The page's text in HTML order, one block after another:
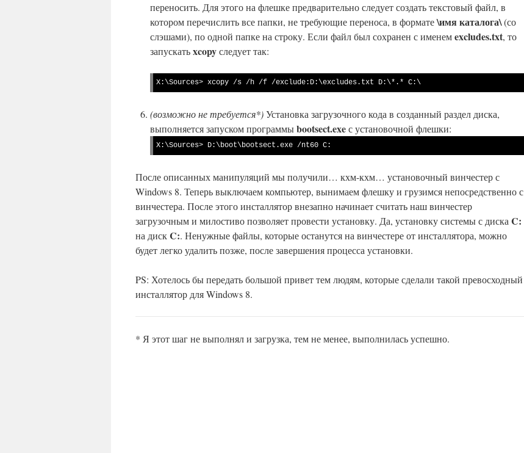
переносить. Для этого на флешке предварительно следует создать текстовый файл, в
котором перечислить все папки, не требующие переноса, в формате\имя каталога\(со
слэшами), по одной папке на строку. Если файл был сохранен с именемexcludes.txt, то
запускатьxcopyследует так:
X:\Sources> xcopy /s /h /f /exclude:D:\excludes.txt D:\*.* C:\
(возможно не требуется*)Установка загрузочного кода в созданный раздел диска,
выполняется запуском программыbootsect.exeс установочной флешки:
X:\Sources> D:\boot\bootsect.exe /nt60 C:
После описанных манипуляций мы получили… кхм-кхм… установочный винчестер с
Windows 8. Теперь выключаем компьютер, вынимаем флешку и грузимся непосредственно с
винчестера. После этого инсталлятор внезапно начинает считать наш винчестер
загрузочным и милостиво позволяет провести установку. Да, установку системы с диска C:
на дискC:. Ненужные файлы, которые останутся на винчестере от инсталлятора, можно
будет легко удалить позже, после завершения процесса установки.
PS: Хотелось бы передать большой привет тем людям, которые сделали такой превосходный
инсталлятор для Windows 8.
* Я этот шаг не выполнял и загрузка, тем не менее, выполнилась успешно.